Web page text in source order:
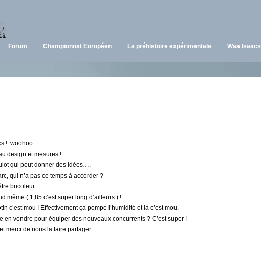
Forum Championnat Européen La préhistoire expérimentale Waa Isaacs
! :woohoo:
design et mesures !
qui peut donner des idées….
qui n’a pas ce temps à accorder ?
bricoleur…
même ( 1,85 c’est super long d’ailleurs ) !
c’est mou ! Effectivement ça pompe l’humidité et là c’est mou.
en vendre pour équiper des nouveaux concurrents ? C’est super !
merci de nous la faire partager.